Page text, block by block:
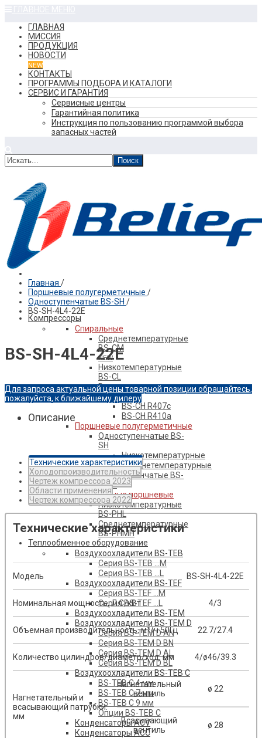
ГЛАВНАЯ
МИССИЯ
ПРОДУКЦИЯ
НОВОСТИ
NEW
КОНТАКТЫ
ПРОГРАММЫ ПОДБОРА И КАТАЛОГИ
СЕРВИС И ГАРАНТИЯ
Сервисные центры
Гарантийная политика
Инструкция по пользованию программой выбора
запасных частей
ПРОДУКЦИЯ BELIEF
Компрессоры
Спиральные
Среднетемпературные
BS-CM
NEW
Низкотемпературные
BS-CL
Высокотемпературные
BS-CH
BS-CH R407c
BS-CH R410a
Поршневые полугерметичные
Одноступенчатые BS-
SH
Низкотемпературные
Среднетемпературные
Двухступенчатые BS-
SH-S
Герметичные поршневые
Низкотемпературные
BS-PHL
Среднетемпературные
BS-PHMH
Теплообменное оборудование
Воздухоохладители BS-TEB
Серия BS-TEB …М
Серия BS-TEB …L
Воздухоохладители BS-TEF
Серия BS-TEF …М
Серия BS-TEF …L
Воздухоохладители BS-TEM
Воздухоохладители BS-TEM D
Серия BS-TEM D AN
Серия BS-TEM D BN
Серия BS-TEM D AL
Серия BS-TEM D BL
Воздухоохладители BS-TEB C
BS-TEB C 4 мм
BS-TEB C 7 мм
BS-TEB C 9 мм
Опции BS-TEB C
Конденсаторы АСV
Конденсаторы ACC
Главная /
Поршневые полугерметичные /
Одноступенчатые BS-SH /
BS-SH-4L4-22E
BS-SH-4L4-22E
Для запроса актуальной цены товарной позиции обращайтесь,
пожалуйста, к ближайшему дилеру
Описание
Технические характеристики
Холодопроизводительность
Чертеж компрессора 2023
Области применения
Чертеж компрессора 2022
Технические характеристики
Модель BS-SH-4L4-22E
Номинальная мощность, Л.С/кВт 4/3
Объемная производительность, м³/ч 50Гц 22.7/27.4
Количество цилиндров/диаметр/ход, мм 4/ø46/39.3
Нагнетательный и
всасывающий патрубки.
мм
Нагнетательный
вентиль
ø 22
Всасывающий
вентиль
ø 28